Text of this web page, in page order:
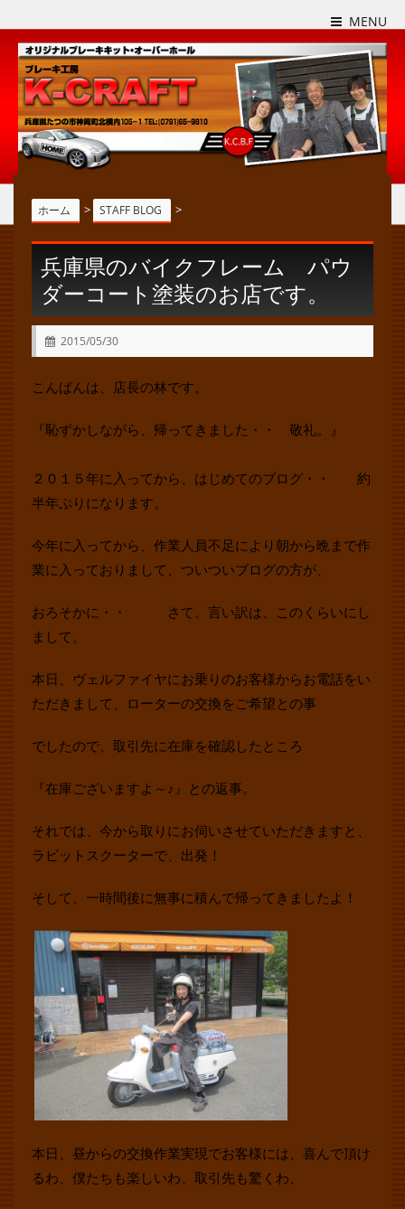
MENU
ホーム > STAFF BLOG >
兵庫県のバイクフレーム パウ
ダーコート塗装のお店です。
2015/05/30
こんばんは、店長の林です。
『恥ずかしながら、帰ってきました・・ 敬礼。』
２０１５年に入ってから、はじめてのブログ・・ 約
半年ぶりになります。
今年に入ってから、作業人員不足により朝から晩まで作
業に入っておりまして、ついついブログの方が、
おろそかに・・ さて、言い訳は、このくらいにし
まして。
本日、ヴェルファイヤにお乗りのお客様からお電話をい
ただきまして、ローターの交換をご希望との事
でしたので、取引先に在庫を確認したところ
『在庫ございますよ～♪』との返事。
それでは、今から取りにお伺いさせていただきますと、
ラビットスクーターで、出発！
そして、一時間後に無事に積んで帰ってきましたよ！
本日、昼からの交換作業実現でお客様には、喜んで頂け
るわ、僕たちも楽しいわ、取引先も驚くわ、